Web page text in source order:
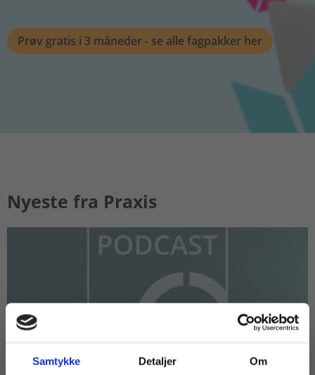
Samtykke Detaljer Om
Prøv gratis i 3 måneder - se alle fagpakker her
Nyeste fra Praxis